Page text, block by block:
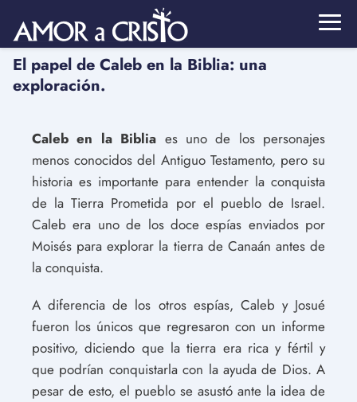
El papel de Caleb en la Biblia: una
exploración.
Caleb en la Biblia es uno de los personajes
menos conocidos del Antiguo Testamento, pero su
historia es importante para entender la conquista
de la Tierra Prometida por el pueblo de Israel.
Caleb era uno de los doce espías enviados por
Moisés para explorar la tierra de Canaán antes de
la conquista.
A diferencia de los otros espías, Caleb y Josué
fueron los únicos que regresaron con un informe
positivo, diciendo que la tierra era rica y fértil y
que podrían conquistarla con la ayuda de Dios. A
pesar de esto, el pueblo se asustó ante la idea de